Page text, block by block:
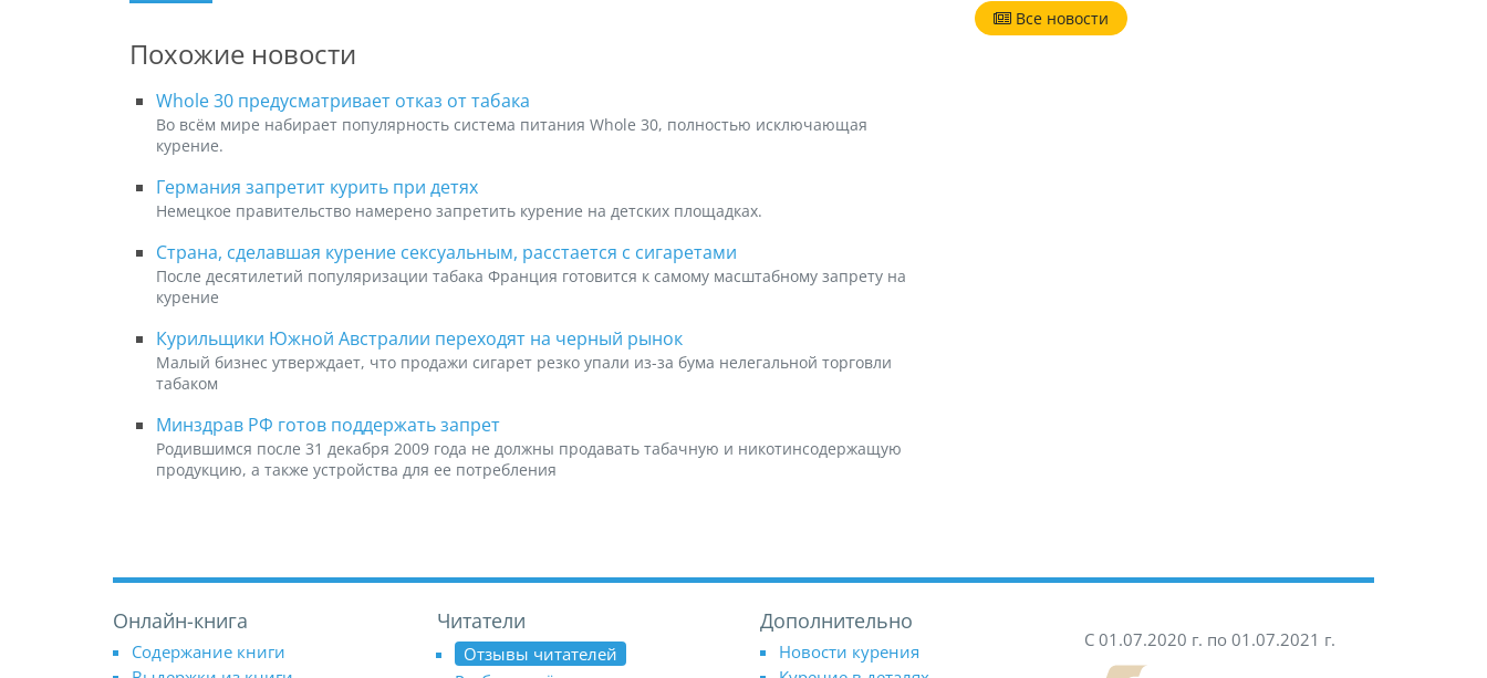
Похожие новости
Whole 30 предусматривает отказ от табака
Во всём мире набирает популярность система питания Whole 30, полностью исключающая
курение.
Германия запретит курить при детях
Немецкое правительство намерено запретить курение на детских площадках.
Страна, сделавшая курение сексуальным, расстается с сигаретами
После десятилетий популяризации табака Франция готовится к самому масштабному запрету на
курение
Курильщики Южной Австралии переходят на черный рынок
Малый бизнес утверждает, что продажи сигарет резко упали из-за бума нелегальной торговли
табаком
Минздрав РФ готов поддержать запрет
Родившимся после 31 декабря 2009 года не должны продавать табачную и никотинсодержащую
продукцию, а также устройства для ее потребления
Все новости
Онлайн-книга
Содержание книги
Читатели
Отзывы читателей
Дополнительно
Новости курения
С 01.07.2020 г. по 01.07.2021 г.